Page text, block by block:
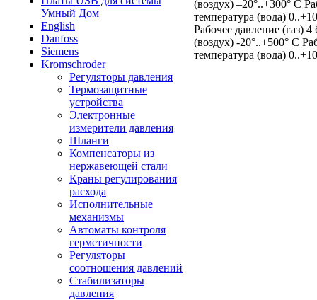
Умный Дом
English
Danfoss
Siemens
Kromschroder
Регуляторы давления
Термозащитные
устройства
Электронные
измерители давления
Шланги
Компенсаторы из
нержавеющей стали
Краны регулирования
расхода
Исполнительные
механизмы
Автоматы контроля
герметичности
Регуляторы
соотношения давлений
Стабилизаторы
давления
(воздух) –20°..+300° С
температура (вода)
Рабочее давление (газ)
(воздух) -20°..+500° С
температура (вода)